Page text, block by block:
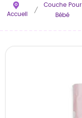
Accueil /
Couche Pour
Bébé